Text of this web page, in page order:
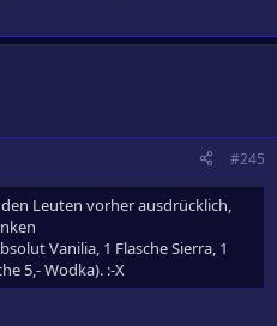
#245
Leuten vorher ausdrücklich,
Vanilia, 1 Flasche Sierra, 1
5,- Wodka). :-X